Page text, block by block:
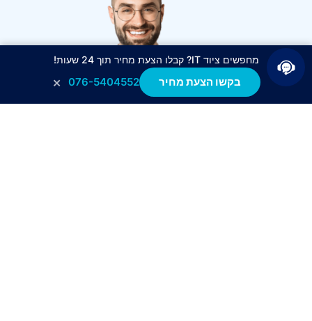
מחפשים ציוד IT? קבלו הצעת מחיר תוך 24 שעות!
בקשו הצעת מחיר 076-5404552
×